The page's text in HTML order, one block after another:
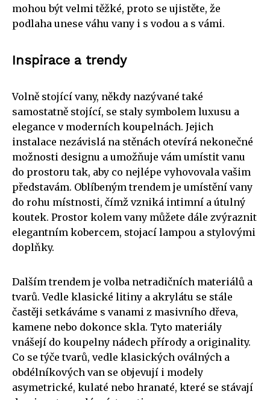
mohou být velmi těžké, proto se ujistěte, že
podlaha unese váhu vany i s vodou a s vámi.
Inspirace a trendy
Volně stojící vany, někdy nazývané také
samostatně stojící, se staly symbolem luxusu a
elegance v moderních koupelnách. Jejich
instalace nezávislá na stěnách otevírá nekonečné
možnosti designu a umožňuje vám umístit vanu
do prostoru tak, aby co nejlépe vyhovovala vašim
představám. Oblíbeným trendem je umístění vany
do rohu místnosti, čímž vzniká intimní a útulný
koutek. Prostor kolem vany můžete dále zvýraznit
elegantním kobercem, stojací lampou a stylovými
doplňky.
Dalším trendem je volba netradičních materiálů a
tvarů. Vedle klasické litiny a akrylátu se stále
častěji setkáváme s vanami z masivního dřeva,
kamene nebo dokonce skla. Tyto materiály
vnášejí do koupelny nádech přírody a originality.
Co se týče tvarů, vedle klasických oválných a
obdélníkových van se objevují i ​​modely
asymetrické, kulaté nebo hranaté, které se stávají